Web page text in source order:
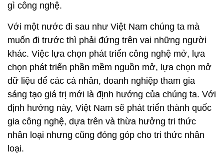
gì công nghệ.
Với một nước đi sau như Việt Nam chúng ta mà
muốn đi trước thì phải đứng trên vai những người
khác. Việc lựa chọn phát triển công nghệ mở, lựa
chọn phát triển phần mềm nguồn mở, lựa chọn mở
dữ liệu để các cá nhân, doanh nghiệp tham gia
sáng tạo giá trị mới là định hướng của chúng ta. Với
định hướng này, Việt Nam sẽ phát triển thành quốc
gia công nghệ, dựa trên và thừa hưởng tri thức
nhân loại nhưng cũng đóng góp cho tri thức nhân
loại.